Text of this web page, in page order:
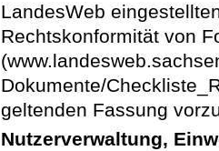
LandesWeb
Rechtskonformität von
Dokumente/
geltenden Fassung
Nutzerverwaltung,